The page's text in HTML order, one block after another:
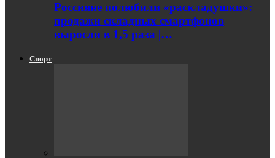
Россияне полюбили «раскладушки»:
продажи складных смартфонов
выросли в 1,5 раза |…
Спорт